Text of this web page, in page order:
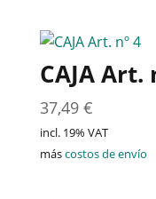
CAJA Art.
37,49 €
incl. 19% VAT
máscostos de envío